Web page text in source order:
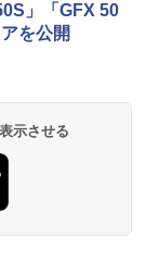
」「GFX 50
を公開
示させる